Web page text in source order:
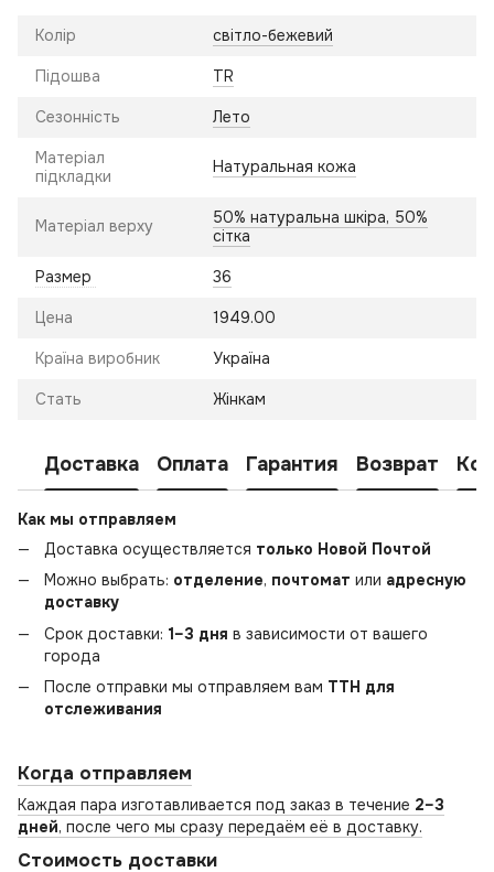
Колір світло-бежевий
Підошва TR
Сезонність Лето
Матеріал
підкладки
Натуральная кожа
Матеріал верху
50% натуральна шкіра, 50%
сітка
Размер 36
Цена 1949.00
Країна виробник Україна
Стать Жінкам
Доставка Оплата Гарантия Возврат
Как мы отправляем
Доставка осуществляется только Новой Почтой
Можно выбрать: отделение, почтомат или адресную
доставку
Срок доставки: 1–3 дня в зависимости от вашего
города
После отправки мы отправляем вам ТТН для
отслеживания
Когда отправляем
Каждая пара изготавливается под заказ в течение 2–3
дней, после чего мы сразу передаём её в доставку.
Стоимость доставки